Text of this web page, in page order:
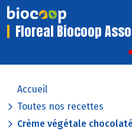
Floreal Biocoop
Accueil
Toutes nos recettes
Crème végétale